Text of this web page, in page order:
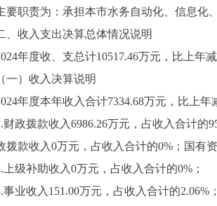
责为：承担本市水务自动化、信息化
收入支出决算总体情况说明
年度收、支总计10517.46万元，比上年减
）收入决算说明
年度本年收入合计7334.68万元，比上年
拨款收入6986.26万元，占收入合计的
拨款收入0万元，占收入合计的0%；国有
补助收入0万元，占收入合计的0%；
收入151.00万元，占收入合计的2.06%